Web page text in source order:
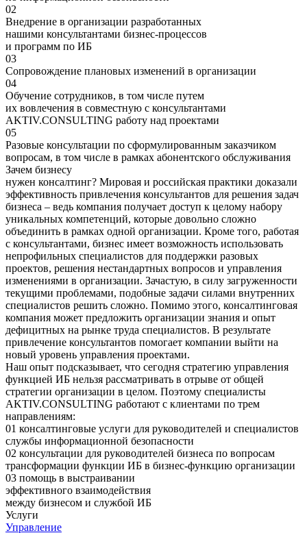
02
Внедрение в организации разработанных
нашими консультантами бизнес-процессов
и программ по ИБ
03
Сопровождение плановых изменений в организации
04
Обучение сотрудников, в том числе путем
их вовлечения в совместную с консультантами
AKTIV.CONSULTING работу над проектами
05
Разовые консультации по сформулированным заказчиком
вопросам, в том числе в рамках абонентского обслуживания
Зачем бизнесу
нужен консалтинг? Мировая и российская практики доказали
эффективность привлечения консультантов для решения задач
бизнеса – ведь компания получает доступ к целому набору
уникальных компетенций, которые довольно сложно
объединить в рамках одной организации. Кроме того, работая
с консультантами, бизнес имеет возможность использовать
непрофильных специалистов для поддержки разовых
проектов, решения нестандартных вопросов и управления
изменениями в организации. Зачастую, в силу загруженности
текущими проблемами, подобные задачи силами внутренних
специалистов решить сложно. Помимо этого, консалтинговая
компания может предложить организации знания и опыт
дефицитных на рынке труда специалистов. В результате
привлечение консультантов помогает компании выйти на
новый уровень управления проектами.
Наш опыт подсказывает, что сегодня стратегию управления
функцией ИБ нельзя рассматривать в отрыве от общей
стратегии организации в целом. Поэтому специалисты
AKTIV.CONSULTING работают с клиентами по трем
направлениям:
01 консалтинговые услуги для руководителей и специалистов
службы информационной безопасности
02 консультации для руководителей бизнеса по вопросам
трансформации функции ИБ в бизнес-функцию организации
03 помощь в выстраивании
эффективного взаимодействия
между бизнесом и службой ИБ
Услуги
Управление